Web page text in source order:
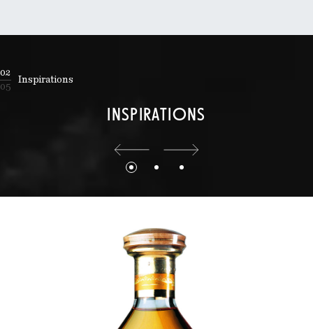
02
05
Inspirations
INSPIRATIONS